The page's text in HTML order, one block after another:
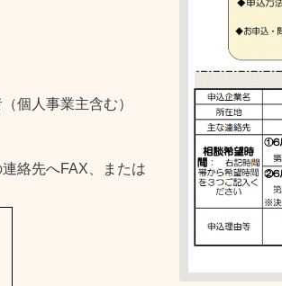
個人事業主含む）
絡先へFAX、または